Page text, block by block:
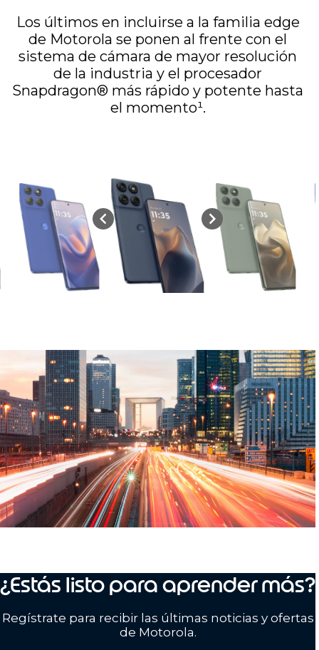
Los últimos en incluirse a la familia edge
de Motorola se ponen al frente con el
sistema de cámara de mayor resolución
de la industria y el procesador
Snapdragon® más rápido y potente hasta
el momento¹.
¿Estás listo para aprender más?
Regístrate para recibir las últimas noticias y ofertas
de Motorola.